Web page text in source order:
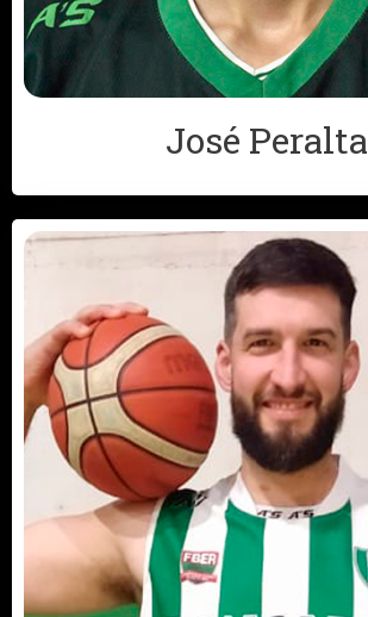
José Peralta